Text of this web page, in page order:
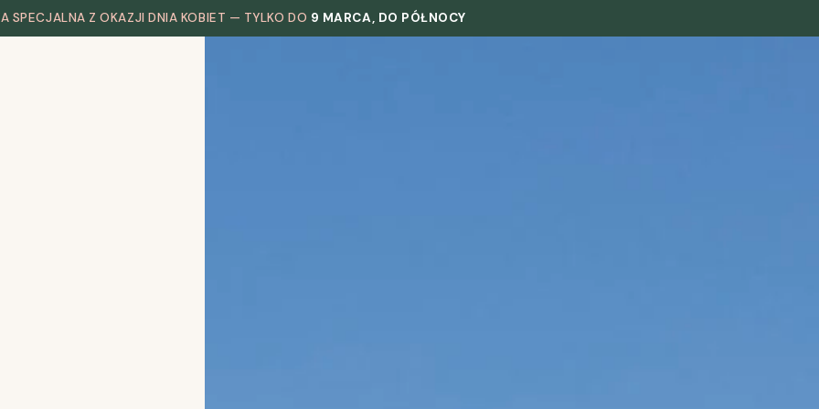
SPECJALNA Z OKAZJI DNIA KOBIET — TYLKO DO 9 MARCA, DO PÓŁNOCY